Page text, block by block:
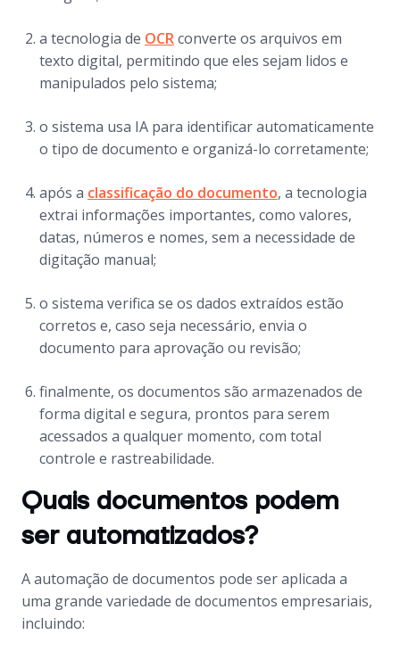
a tecnologia de OCRconverte os arquivos em
texto digital, permitindo que eles sejam lidos e
manipulados pelo sistema;
o sistema usa IA para identificar automaticamente
o tipo de documento e organizá-lo corretamente;
após a classificação do documento, a tecnologia
extrai informações importantes, como valores,
datas, números e nomes, sem a necessidade de
digitação manual;
o sistema verifica se os dados extraídos estão
corretos e, caso seja necessário, envia o
documento para aprovação ou revisão;
finalmente, os documentos são armazenados de
forma digital e segura, prontos para serem
acessados a qualquer momento, com total
controle e rastreabilidade.
Quais documentos podem
ser automatizados?
A automação de documentos pode ser aplicada a
uma grande variedade de documentos empresariais,
incluindo: